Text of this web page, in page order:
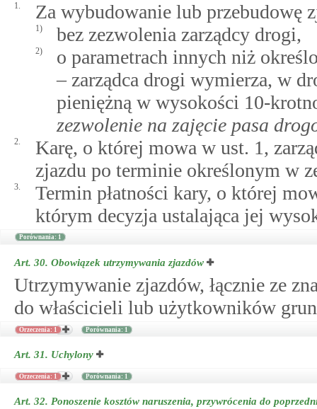
1. Za wybudowanie lub przebudowę
1) bez zezwolenia zarządcy drogi,
2)
o parametrach innych niż
– zarządca drogi wymierza, w
pieniężną w wysokości 10-
zezwolenie na zajęcie pasa
2.
Karę, o której mowa w ust. 1,
zjazdu po terminie określonym w
3.
Termin płatności kary, o której
którym decyzja ustalająca jej
Porównania: 1
Art. 30. Obowiązek utrzymywania zjazdów
Utrzymywanie zjazdów, łącznie ze
do właścicieli lub użytkowników
Orzeczenia: 1 Porównania: 1
Art. 31. Uchylony
Orzeczenia: 1 Porównania: 1
Art. 32. Ponoszenie kosztów naruszenia, przywrócenia do